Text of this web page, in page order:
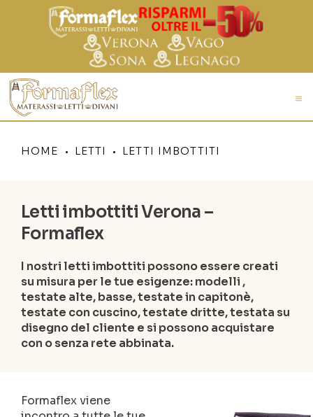
HOME LETTI LETTI IMBOTTITI
Letti imbottiti Verona –
Formaflex
I nostri letti imbottiti possono essere creati
su misura per le tue esigenze: modelli ,
testate alte, basse, testate in capitonè,
testate con cuscino, testate dritte, testata su
disegno del cliente e si possono acquistare
con o senza rete abbinata.
Formaflex viene